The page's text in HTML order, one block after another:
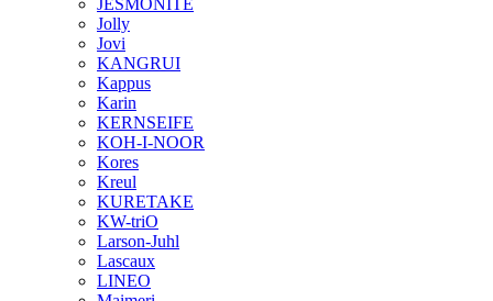
JESMONITE
Jolly
Jovi
KANGRUI
Kappus
Karin
KERNSEIFE
KOH-I-NOOR
Kores
Kreul
KURETAKE
KW-triO
Larson-Juhl
Lascaux
LINEO